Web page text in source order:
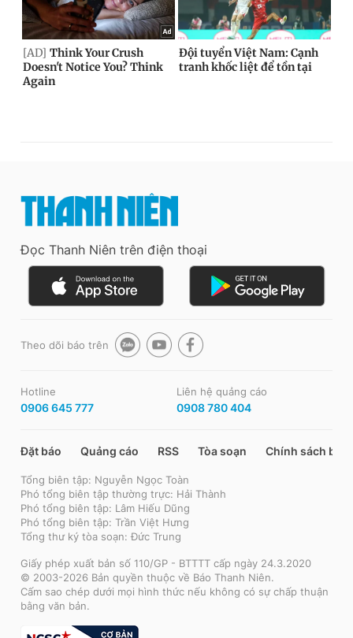
Đọc Thanh Niên trên điện thoại
Theo dõi báo trên
Hotline
0906 645 777
Liên hệ quảng cáo
0908 780 404
Đặt báo Quảng cáo RSS Tòa soạn Chính sách bảo
Tổng biên tập: Nguyễn Ngọc Toàn
Phó tổng biên tập thường trực: Hải Thành
Phó tổng biên tập: Lâm Hiếu Dũng
Phó tổng biên tập: Trần Việt Hưng
Tổng thư ký tòa soạn: Đức Trung
Giấy phép xuất bản số 110/GP - BTTTT cấp ngày 24.3.2020
© 2003-2026 Bản quyền thuộc về Báo Thanh Niên.
Cấm sao chép dưới mọi hình thức nếu không có sự chấp thuận
bằng văn bản.